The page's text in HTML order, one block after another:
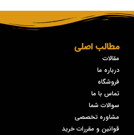
مطالب اصلی
مقالات
درباره ما
فروشگاه
تماس با ما
سوالات شما
مشاوره تخصصی
قوانین و مقررات خرید